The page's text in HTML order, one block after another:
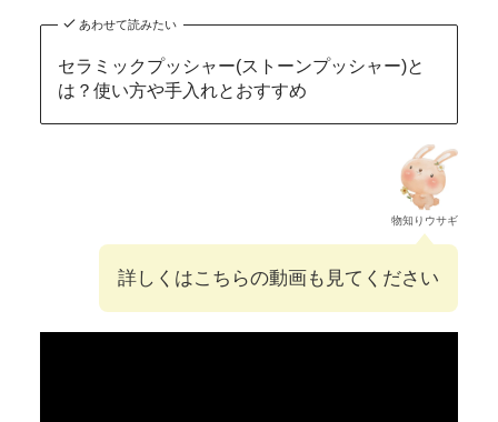
あわせて読みたい
セラミックプッシャー(ストーンプッシャー)と
は？使い方や手入れとおすすめ
物知りウサギ
詳しくはこちらの動画も見てください